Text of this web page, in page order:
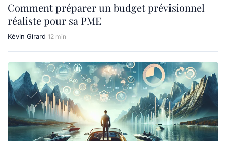
Comment préparer un budget prévisionnel
réaliste pour sa PME
Kévin Girard 12 min